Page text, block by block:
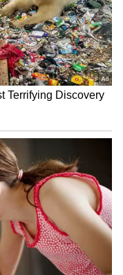
చర్మాన్ని
తిరిగిన తర్వాత
ఈ సమస్యలను
పుష్కలంగా ఉండే
చేర్చుకోవాలి.